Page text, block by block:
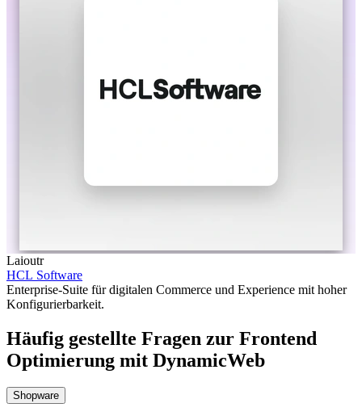
Laioutr
HCL Software
Enterprise-Suite für digitalen Commerce und Experience mit hoher
Konfigurierbarkeit.
Häufig gestellte Fragen zur Frontend
Optimierung mit DynamicWeb
Shopware